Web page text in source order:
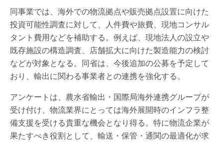
同事業では、海外での物流拠点や販売拠点設置に向けた
投資可能性調査に対して、人件費や旅費、現地コンサル
タント費用などを補助する。例えば、現地法人の設立や
既存施設の構造調査、店舗拡大に向けた製造能力の検討
などが対象となる。同省は、今後追加の公募を予定して
おり、輸出に関わる事業者との連携を強化する。
アンケートは、農水省輸出・国際局海外連携グループが
受け付け、物流業界にとっては海外展開時のインフラ整
備支援を受ける貴重な機会となり得る。特に物流企業が
果たすべき役割として、輸送・保管・通関の最適化が求